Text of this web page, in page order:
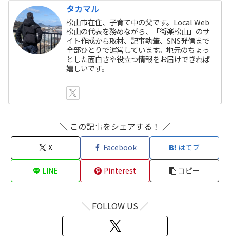
タカマル
松山市在住、子育て中の父です。Local Web
松山の代表を務めながら、「街楽松山」のサ
イト作成から取材、記事執筆、SNS発信まで
全部ひとりで運営しています。地元のちょっ
とした面白さや役立つ情報をお届けできれば
嬉しいです。
＼ この記事をシェアする！ ／
X Facebook はてブ
LINE Pinterest コピー
＼ FOLLOW US ／